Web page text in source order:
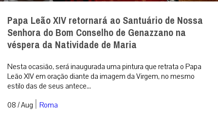
Papa Leão XIV retornará ao Santuário de Nossa
Senhora do Bom Conselho de Genazzano na
véspera da Natividade de Maria
Nesta ocasião, será inaugurada uma pintura que retrata o Papa
Leão XIV em oração diante da imagem da Virgem, no mesmo
estilo das de seus antece...
08 / Aug | Roma